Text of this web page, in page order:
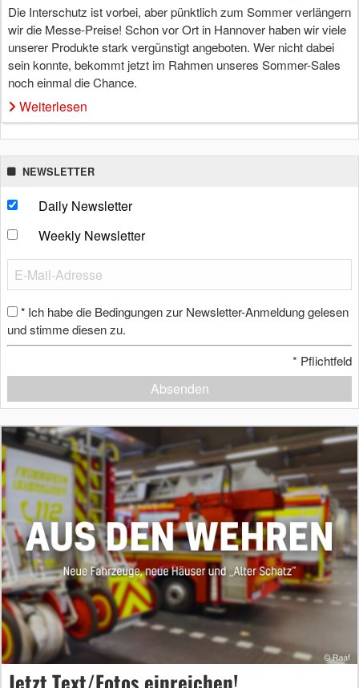
Die Interschutz ist vorbei, aber pünktlich zum Sommer verlängern
wir die Messe-Preise! Schon vor Ort in Hannover haben wir viele
unserer Produkte stark vergünstigt angeboten. Wer nicht dabei
sein konnte, bekommt jetzt im Rahmen unseres Sommer-Sales
noch einmal die Chance.
Weiterlesen
NEWSLETTER
Daily Newsletter
Weekly Newsletter
* Ich habe die Bedingungen zur Newsletter-Anmeldung gelesen
und stimme diesen zu.
* Pflichtfeld
Absenden
Jetzt Text/Fotos einreichen!